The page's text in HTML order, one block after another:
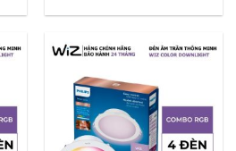
từ
4.370.000 ₫